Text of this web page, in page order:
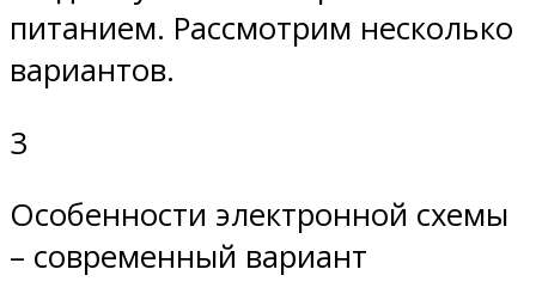
питанием. Рассмотрим несколько
вариантов.
3
Особенности электронной схемы
– современный вариант